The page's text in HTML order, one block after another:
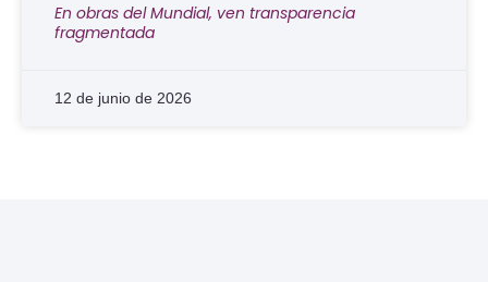
En obras del Mundial, ven transparencia
fragmentada
12 de junio de 2026